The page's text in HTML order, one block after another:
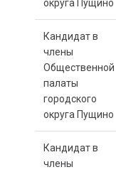
округа Пущино
Кандидат в
члены
Общественной
палаты
городского
округа Пущино
Кандидат в
члены